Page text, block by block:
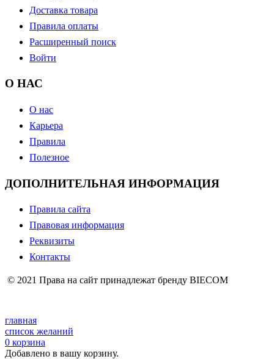
Доставка товара
Правила оплаты
Расширенный поиск
Войти
О НАС
О нас
Карьера
Правила
Полезное
ДОПОЛНИТЕЛЬНАЯ ИНФОРМАЦИЯ
Правила сайта
Правовая информация
Реквизиты
Контакты
© 2021 Права на сайт принадлежат бренду BIECOM
главная
список желаний
0 корзина
Добавлено в вашу корзину.